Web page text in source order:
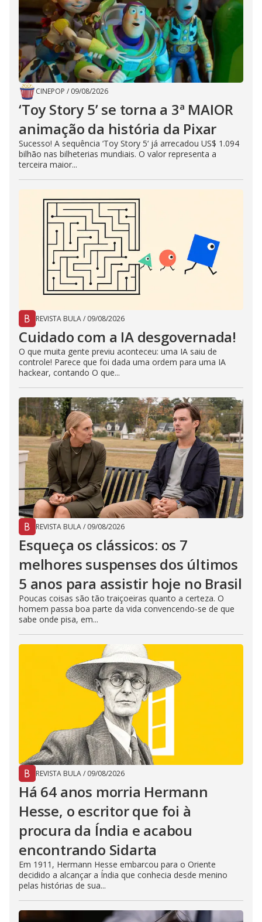
CINEPOP / 09/08/2026
‘Toy Story 5’ se torna a 3ª MAIOR
animação da história da Pixar
Sucesso! A sequência ‘Toy Story 5‘ já arrecadou US$ 1.094
bilhão nas bilheterias mundiais. O valor representa a
terceira maior...
REVISTA BULA/ 09/08/2026
Cuidado com a IA desgovernada!
O que muita gente previu aconteceu: uma IA saiu de
controle! Parece que foi dada uma ordem para uma IA
hackear, contando O que...
REVISTA BULA/ 09/08/2026
Esqueça os clássicos: os 7
melhores suspenses dos últimos
5 anos para assistir hoje no Brasil
Poucas coisas são tão traiçoeiras quanto a certeza. O
homem passa boa parte da vida convencendo-se de que
sabe onde pisa, em...
REVISTA BULA/ 09/08/2026
Há 64 anos morria Hermann
Hesse, o escritor que foi à
procura da Índia e acabou
encontrando Sidarta
Em 1911, Hermann Hesse embarcou para o Oriente
decidido a alcançar a Índia que conhecia desde menino
pelas histórias de sua...